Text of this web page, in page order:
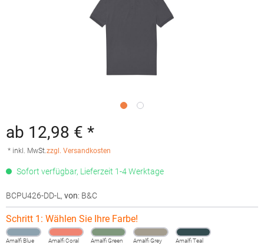
ab 12,98 € *
* inkl. MwSt.zzgl. Versandkosten
Sofort verfügbar, Lieferzeit 1-4 Werktage
BCPU426-DD-L , von: B&C
Schritt 1: Wählen Sie Ihre Farbe!
Amalfi Blue Amalfi Coral Amalfi Green Amalfi Grey Amalfi Teal